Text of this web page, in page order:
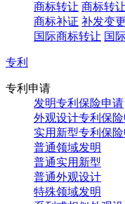
商标转让 商标转
商标补证 补发变
国际商标转让 国
专利
专利申请
发明专利保险申请
外观设计专利保
实用新型专利保
普通领域发明
普通实用新型
普通外观设计
特殊领域发明